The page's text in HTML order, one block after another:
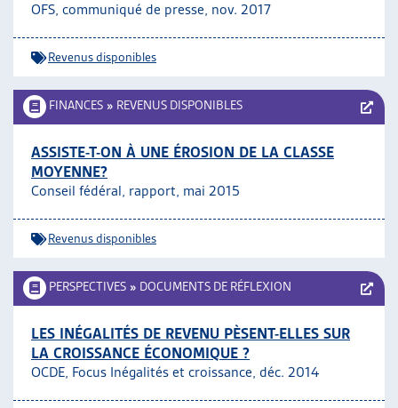
OFS, communiqué de presse, nov. 2017
Revenus disponibles
FINANCES » REVENUS DISPONIBLES
ASSISTE-T-ON À UNE ÉROSION DE LA CLASSE
MOYENNE?
Conseil fédéral, rapport, mai 2015
Revenus disponibles
PERSPECTIVES » DOCUMENTS DE RÉFLEXION
LES INÉGALITÉS DE REVENU PÈSENT-ELLES SUR
LA CROISSANCE ÉCONOMIQUE ?
OCDE, Focus Inégalités et croissance, déc. 2014